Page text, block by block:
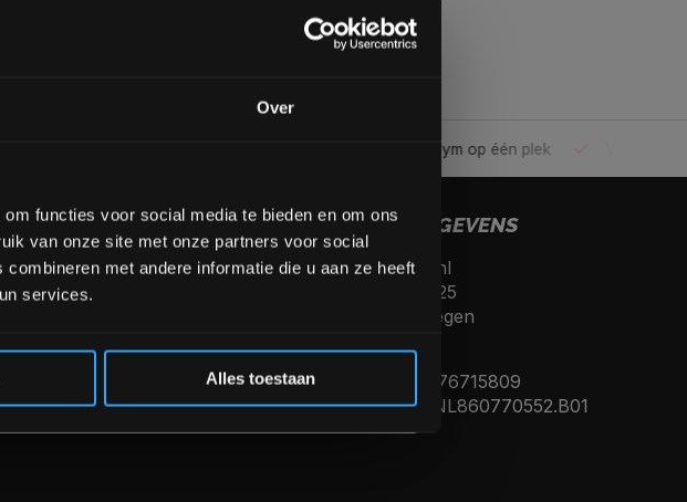
Over
functies voor social media te bieden en om ons
van onze site met onze partners voor social
met andere informatie die u aan ze heeft
services.
Alles toestaan
Alles voor jouw gym op één plek
ons
CONTACTGEGEVENS
Fitnesskoerier.nl
Kerkenbos 10125
6546 BJ, Nijmegen
KVK nummer: 76715809
Btw nummer: NL860770552.B01
korting op je volgende bestelling
Inschrijven